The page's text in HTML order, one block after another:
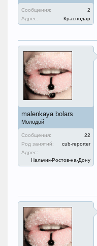
Сообщения:
2
Адрес:
Краснодар
malenkaya bolars
Молодой
Сообщения:
22
Род занятий:
cub-reporter
Адрес:
Нальчик-Ростов-на-Дону